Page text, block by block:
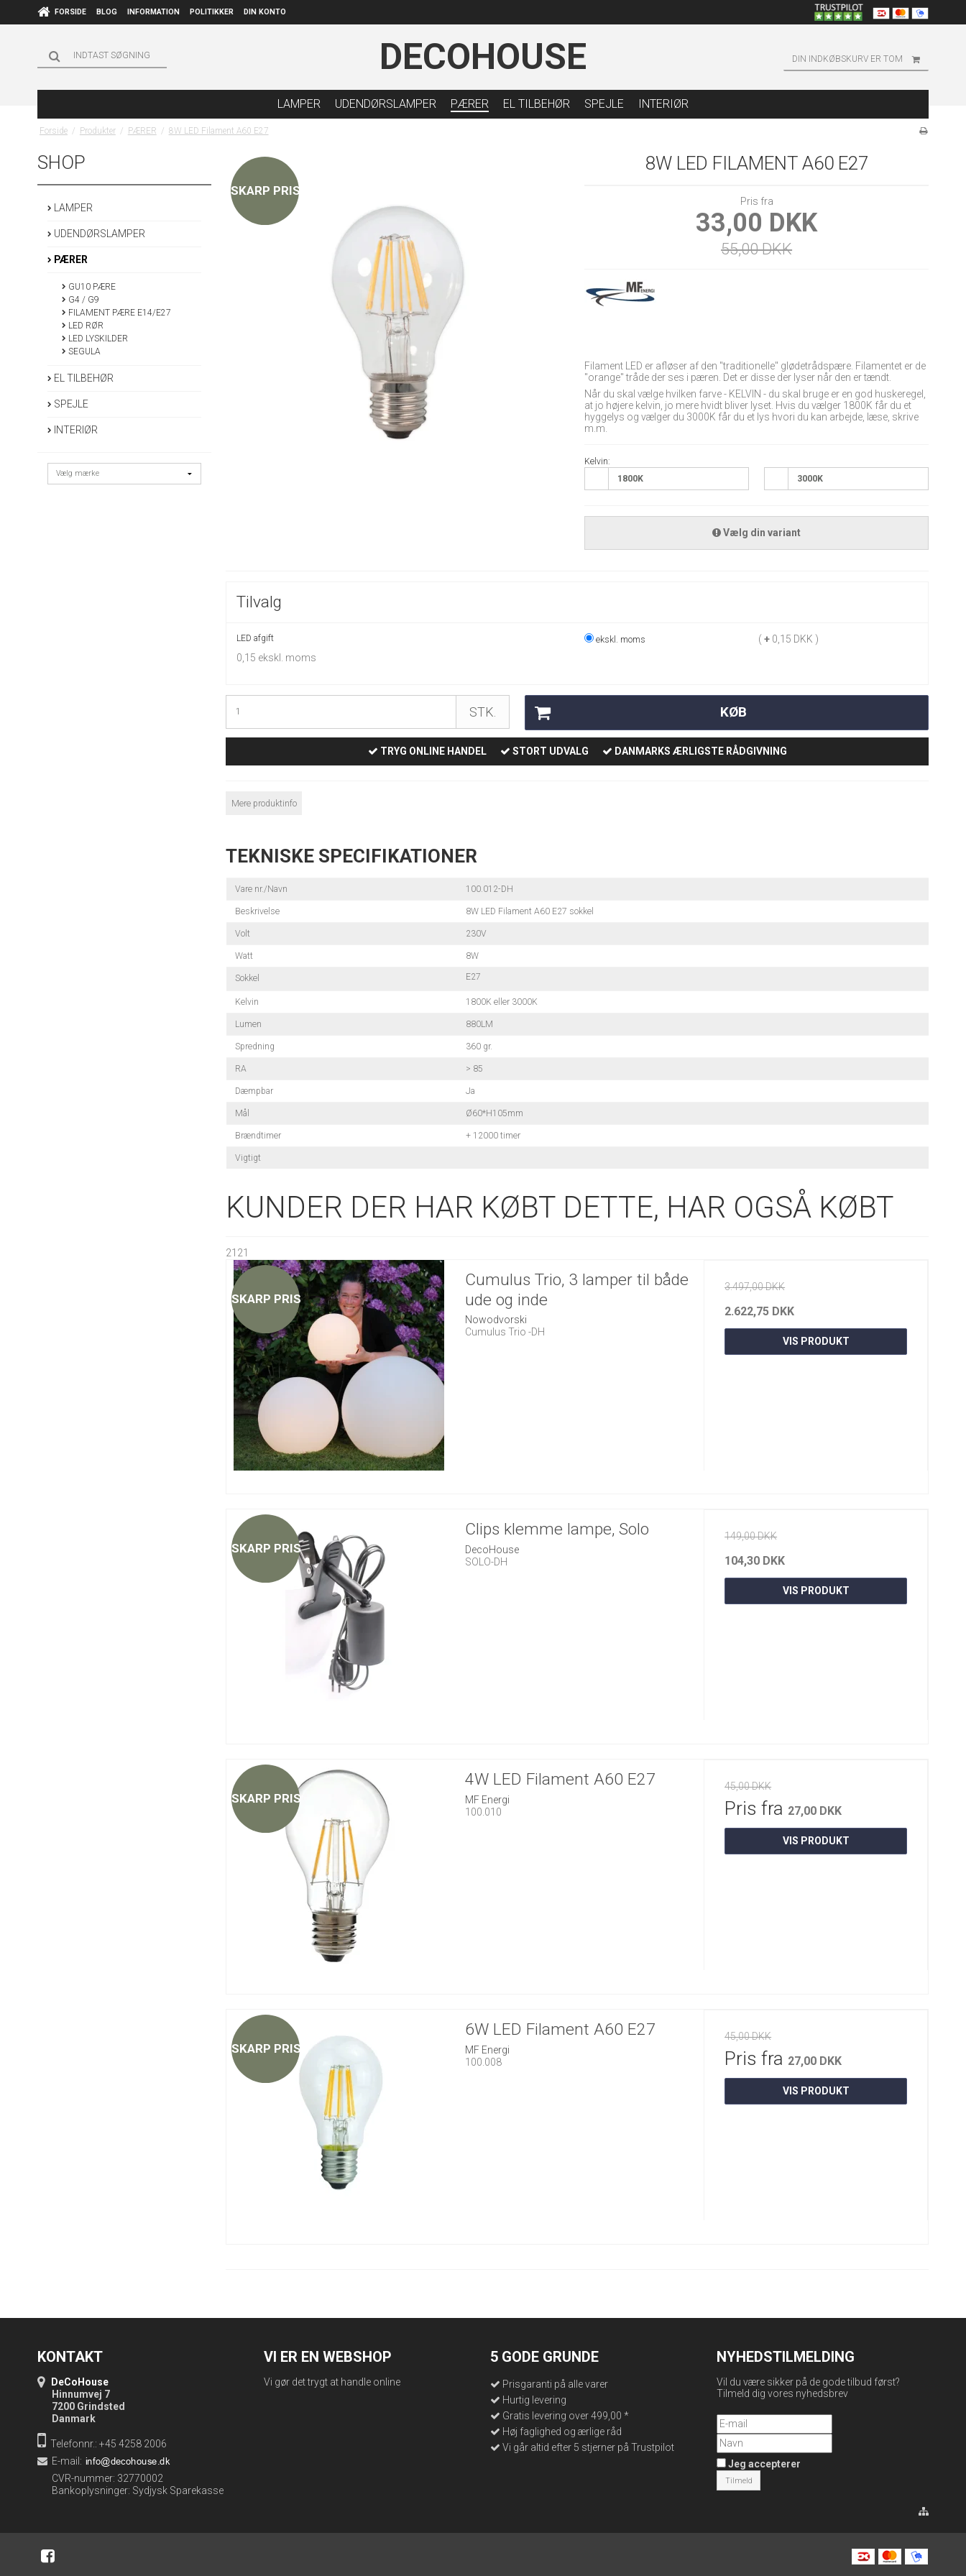
FORSIDE BLOG INFORMATION POLITIKKER DIN KONTO
DECOHOUSE DIN INDKØBSKURV ER TOM
LAMPER UDENDØRSLAMPER PÆRER EL TILBEHØR SPEJLE INTERIØR
Forside / Produkter / PÆRER / 8W LED Filament A60 E27
SHOP
LAMPER
UDENDØRSLAMPER
PÆRER
GU10 PÆRE
G4 / G9
FILAMENT PÆRE E14/E27
LED RØR
LED LYSKILDER
SEGULA
EL TILBEHØR
SPEJLE
INTERIØR
SKARP PRIS
8W LED FILAMENT A60 E27
Pris fra
33,00 DKK
55,00 DKK
Filament LED er afløser af den "traditionelle" glødetrådspære. Filamentet er de
"orange" tråde der ses i pæren. Det er disse der lyser når den er tændt.
Når du skal vælge hvilken farve - KELVIN - du skal bruge er en god huskeregel,
at jo højere kelvin, jo mere hvidt bliver lyset. Hvis du vælger 1800K får du et
hyggelys og vælger du 3000K får du et lys hvori du kan arbejde, læse, skrive
m.m.
Kelvin:
1800K
3000K
Vælg din variant
Tilvalg
LED afgift
0,15 ekskl. moms
ekskl. moms (+ 0,15 DKK )
STK. KØB
TRYG ONLINE HANDEL STORT UDVALG DANMARKS ÆRLIGSTE RÅDGIVNING
Mere produktinfo
TEKNISKE SPECIFIKATIONER
Vare nr./Navn 100.012-DH
Beskrivelse 8W LED Filament A60 E27 sokkel
Volt 230V
Watt 8W
Sokkel E27
Kelvin 1800K eller 3000K
Lumen 880LM
Spredning 360 gr.
RA > 85
Dæmpbar Ja
Mål Ø60*H105mm
Brændtimer + 12000 timer
Vigtigt
KUNDER DER HAR KØBT DETTE, HAR OGSÅ KØBT
2121
SKARP PRIS
Cumulus Trio, 3 lamper til både
ude og inde
Nowodvorski
Cumulus Trio -DH
3.497,00 DKK
2.622,75 DKK
VIS PRODUKT
SKARP PRIS
Clips klemme lampe, Solo
DecoHouse
SOLO-DH
149,00 DKK
104,30 DKK
VIS PRODUKT
SKARP PRIS
4W LED Filament A60 E27
MF Energi
100.010
45,00 DKK
Pris fra 27,00 DKK
VIS PRODUKT
SKARP PRIS
6W LED Filament A60 E27
MF Energi
100.008
45,00 DKK
Pris fra 27,00 DKK
VIS PRODUKT
KONTAKT
DeCoHouse
Hinnumvej 7
7200 Grindsted
Danmark
Telefonnr.: +45 4258 2006
E-mail :
CVR-nummer: 32770002
Bankoplysninger: Sydjysk Sparekasse
VI ER EN WEBSHOP
Vi gør det trygt at handle online
5 GODE GRUNDE
Prisgaranti på alle varer
Hurtig levering
Gratis levering over 499,00 *
Høj faglighed og ærlige råd
Vi går altid efter 5 stjerner på Trustpilot
NYHEDSTILMELDING
Vil du være sikker på de gode tilbud først?
Tilmeld dig vores nyhedsbrev
Jeg accepterer
Tilmeld